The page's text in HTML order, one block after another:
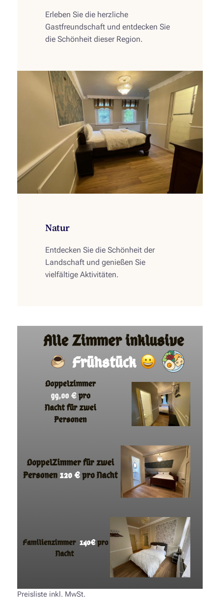
Erleben Sie die herzliche
Gastfreundschaft und entdecken Sie
die Schönheit dieser Region.
Natur
Entdecken Sie die Schönheit der
Landschaft und genießen Sie
vielfältige Aktivitäten.
Preisliste inkl. MwSt.